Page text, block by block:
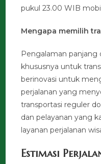
pukul 23.00 WIB
Mengapa memilih
Pengalaman panjang
khususnya untuk
berinovasi untuk
perjalanan yang
transportasi reguler
dan pelayanan yang
layanan perjalanan
Estimasi